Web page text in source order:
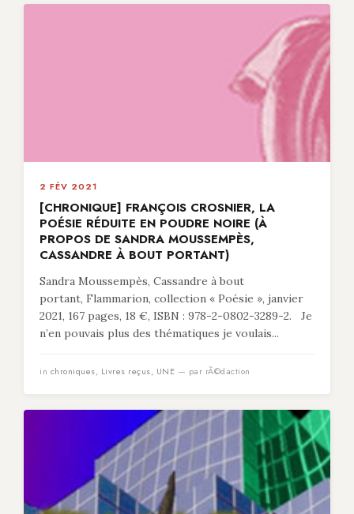
2 FÉV 2021
[CHRONIQUE] FRANÇOIS CROSNIER, LA
POÉSIE RÉDUITE EN POUDRE NOIRE (À
PROPOS DE SANDRA MOUSSEMPÈS,
CASSANDRE À BOUT PORTANT)
Sandra Moussempès, Cassandre à bout
portant, Flammarion, collection « Poésie », janvier
2021, 167 pages, 18 €, ISBN : 978-2-0802-3289-2. Je
n’en pouvais plus des thématiques je voulais...
in chroniques, Livres reçus, UNE — par rÃ©daction